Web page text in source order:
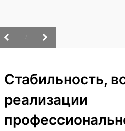
Стабильность,
реализации